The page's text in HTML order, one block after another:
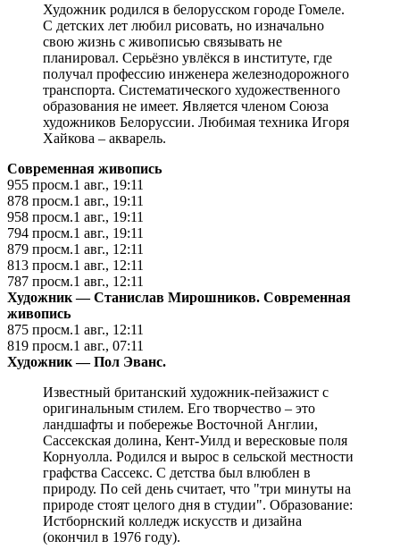
Художник родился в белорусском городе Гомеле.
С детских лет любил рисовать, но изначально
свою жизнь с живописью связывать не
планировал. Серьёзно увлёкся в институте, где
получал профессию инженера железнодорожного
транспорта. Систематического художественного
образования не имеет. Является членом Союза
художников Белоруссии. Любимая техника Игоря
Хайкова – акварель.
Cовременная живопись
955 просм.1 авг., 19:11
878 просм.1 авг., 19:11
958 просм.1 авг., 19:11
794 просм.1 авг., 19:11
879 просм.1 авг., 12:11
813 просм.1 авг., 12:11
787 просм.1 авг., 12:11
Художник — Станислав Мирошников. Cовременная
живопись
875 просм.1 авг., 12:11
819 просм.1 авг., 07:11
Художник — Пол Эванс.
Известный британский художник-пейзажист с
оригинальным стилем. Его творчество – это
ландшафты и побережье Восточной Англии,
Сассекская долина, Кент-Уилд и вересковые поля
Корнуолла. Родился и вырос в сельской местности
графства Сассекс. С детства был влюблен в
природу. По сей день считает, что "три минуты на
природе стоят целого дня в студии". Образование:
Истборнский колледж искусств и дизайна
(окончил в 1976 году).